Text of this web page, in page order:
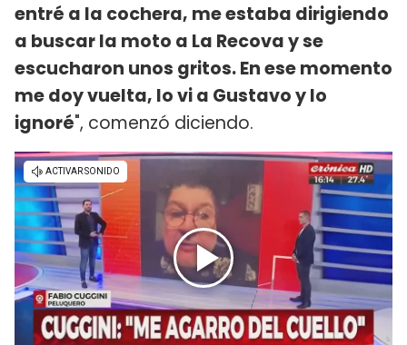
entré a la cochera, me estaba dirigiendo
a buscar la moto a La Recova y se
escucharon unos gritos. En ese momento
me doy vuelta, lo vi a Gustavo y lo
ignoré", comenzó diciendo.